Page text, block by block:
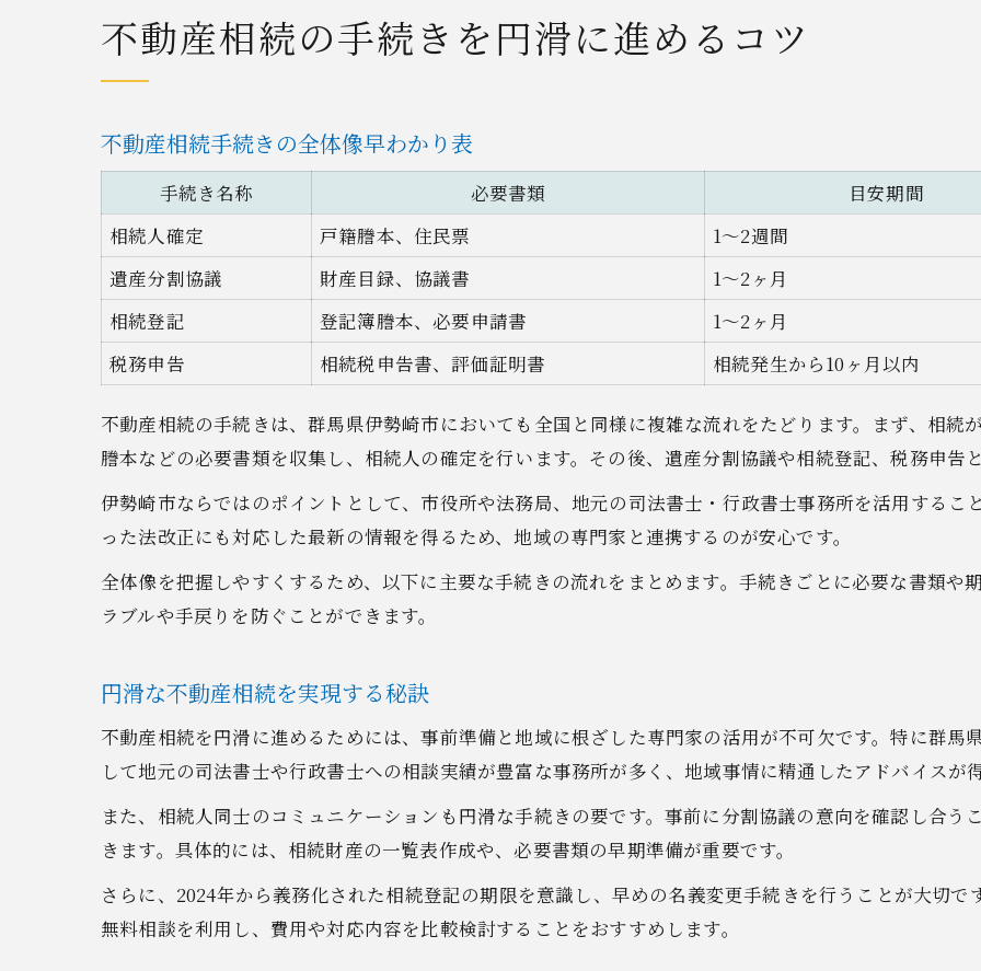
相続登記を迷わず完了させる流れとは
不動産相続登記の流れを一覧でチェック
不動産相続登記の期限と義務化の現状
失敗しない相続登記の手順整理
群馬県伊勢崎市で安心の相続手続き術
地域で選ぶ不動産相続相談の窓口比較
伊勢崎市で利用できる無料相談の特徴
安心して任せられる専門家の見分け方
不動産相続に強い司法書士の選び方
不動産相続の基礎用語一覧表で理解促進
初めてでも安心の不動産相続手続き入門
相続人の範囲と役割を知っておこう
不動産相続専門家の相談内容比較表
無料相談を最大限に活用するコツ
司法書士・行政書士・弁護士の違い
専門家に依頼するメリットと注意点
相続トラブルを防ぐ専門家の役割
遺産分割協議を円滑に進めるポイント
不動産相続の手続きを円滑に進めるコツ
不動産相続手続きの全体像早わかり表
手続き名称 必要書類 目安期間
相続人確定
戸籍謄本、住民票 1〜2週間
遺産分割協議
財産目録、協議書 1〜2ヶ月
相続登記
登記簿謄本、必要申請書 1〜2ヶ月
税務申告
相続税申告書、評価証明書 相続発生から10ヶ月以内
不動産相続の手続きは、群馬県伊勢崎市においても全国と同様に複雑な流れをたどります。まず、相続
謄本などの必要書類を収集し、相続人の確定を行います。その後、遺産分割協議や相続登記、税務申告
伊勢崎市ならではのポイントとして、市役所や法務局、地元の司法書士・行政書士事務所を活用するこ
った法改正にも対応した最新の情報を得るため、地域の専門家と連携するのが安心です。
全体像を把握しやすくするため、以下に主要な手続きの流れをまとめます。手続きごとに必要な書類や
ラブルや手戻りを防ぐことができます。
円滑な不動産相続を実現する秘訣
不動産相続を円滑に進めるためには、事前準備と地域に根ざした専門家の活用が不可欠です。特に群馬
して地元の司法書士や行政書士への相談実績が豊富な事務所が多く、地域事情に精通したアドバイスが得
また、相続人同士のコミュニケーションも円滑な手続きの要です。事前に分割協議の意向を確認し合う
きます。具体的には、相続財産の一覧表作成や、必要書類の早期準備が重要です。
さらに、2024年から義務化された相続登記の期限を意識し、早めの名義変更手続きを行うことが大切
無料相談を利用し、費用や対応内容を比較検討することをおすすめします。